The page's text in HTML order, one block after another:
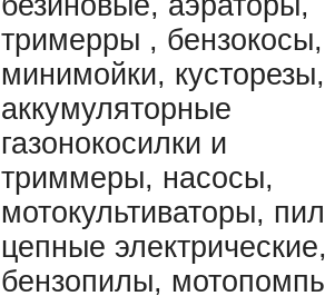
тримерры , бензокосы,
минимойки, кусторезы,
аккумуляторные
газонокосилки и
триммеры, насосы,
мотокультиваторы,
цепные
бензопилы,